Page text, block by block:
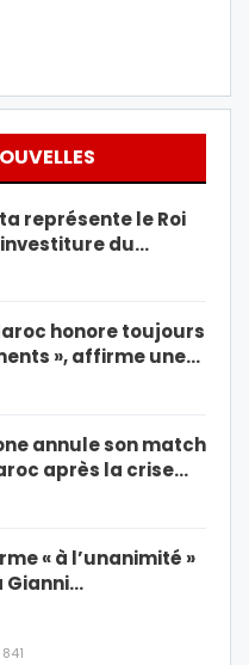
représente le Roi
du…
honore toujours
», affirme une…
annule son match
après la crise…
« à l’unanimité »
Gianni…